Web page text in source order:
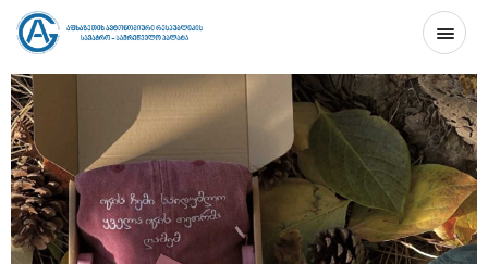
ᲞᲠᲝᲔᲥᲢᲘᲡ ᲨᲔᲡᲐᲮᲔᲑ
ᲙᲝᲜᲢᲐᲥᲢᲘ
GE EN RU